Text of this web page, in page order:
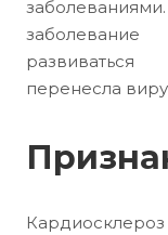
перенесла